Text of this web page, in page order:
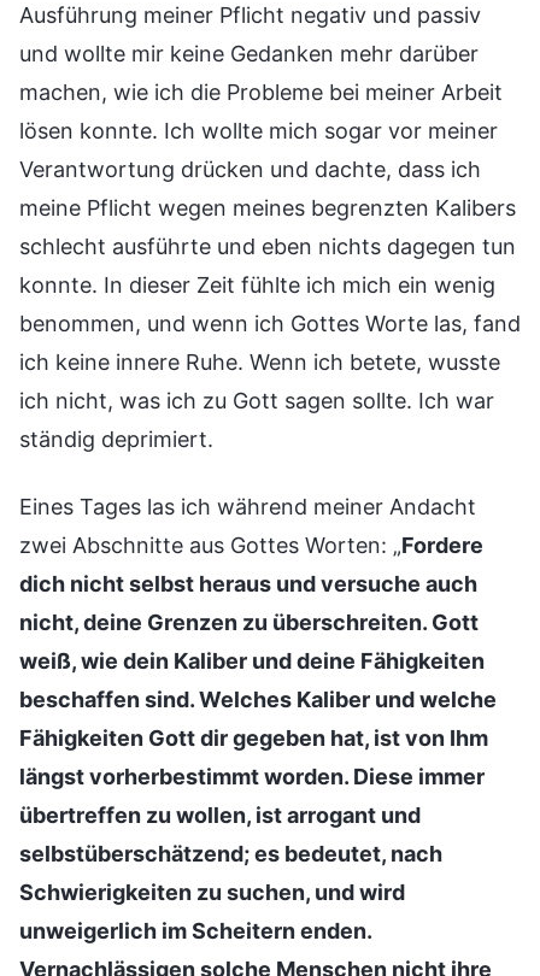
Ausführung meiner Pflicht negativ und passiv
und wollte mir keine Gedanken mehr darüber
machen, wie ich die Probleme bei meiner Arbeit
lösen konnte. Ich wollte mich sogar vor meiner
Verantwortung drücken und dachte, dass ich
meine Pflicht wegen meines begrenzten Kalibers
schlecht ausführte und eben nichts dagegen tun
konnte. In dieser Zeit fühlte ich mich ein wenig
benommen, und wenn ich Gottes Worte las, fand
ich keine innere Ruhe. Wenn ich betete, wusste
ich nicht, was ich zu Gott sagen sollte. Ich war
ständig deprimiert.
Eines Tages las ich während meiner Andacht
zwei Abschnitte aus Gottes Worten: „Fordere
dich nicht selbst heraus und versuche auch
nicht, deine Grenzen zu überschreiten. Gott
weiß, wie dein Kaliber und deine Fähigkeiten
beschaffen sind. Welches Kaliber und welche
Fähigkeiten Gott dir gegeben hat, ist von Ihm
längst vorherbestimmt worden. Diese immer
übertreffen zu wollen, ist arrogant und
selbstüberschätzend; es bedeutet, nach
Schwierigkeiten zu suchen, und wird
unweigerlich im Scheitern enden.
Vernachlässigen solche Menschen nicht ihre